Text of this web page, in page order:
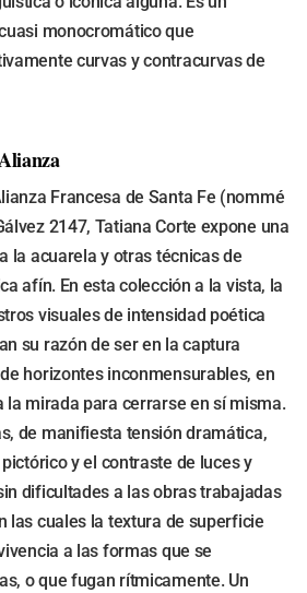
monocromático que
curvas y contracurvas de
Francesa de Santa Fe (nommé
2147, Tatiana Corte expone una
la acuarela y otras técnicas de
afín. En esta colección a la vista, la
visuales de intensidad poética
su razón de ser en la captura
horizontes inconmensurables, en
la mirada para cerrarse en sí misma.
de manifiesta tensión dramática,
y el contraste de luces y
dificultades a las obras trabajadas
las cuales la textura de superficie
a las formas que se
o que fugan rítmicamente. Un